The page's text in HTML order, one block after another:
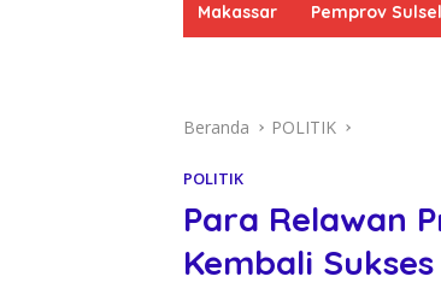
Makassar Pemprov Sulsel
Beranda POLITIK
POLITIK
Para Relawan
Kembali